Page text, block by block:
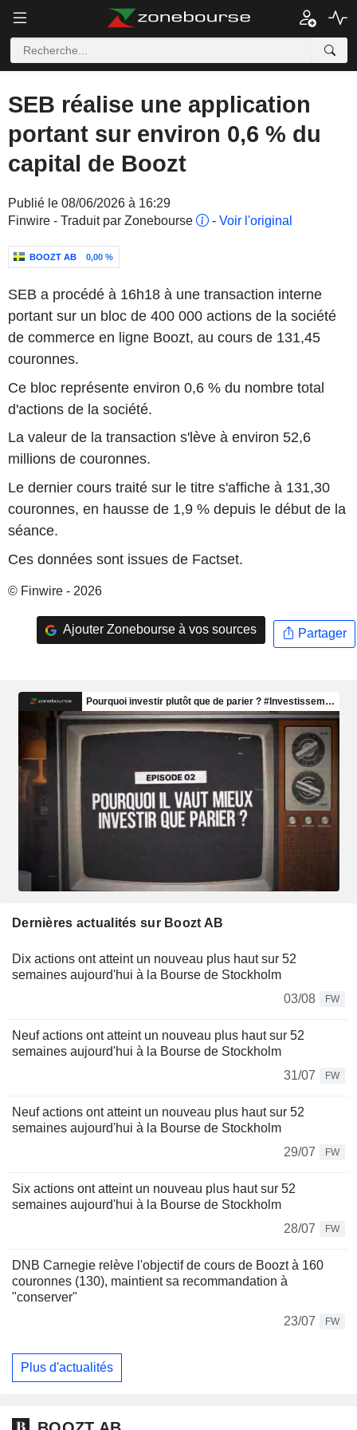
SEB réalise une application
portant sur environ 0,6 % du
capital de Boozt
Publié le 08/06/2026 à 16:29
Finwire - Traduit par Zonebourse
- Voir l'original
BOOZT AB 0,00 %
SEB a procédé à 16h18 à une transaction interne
portant sur un bloc de 400 000 actions de la société
de commerce en ligne Boozt, au cours de 131,45
couronnes.
Ce bloc représente environ 0,6 % du nombre total
d'actions de la société.
La valeur de la transaction s'lève à environ 52,6
millions de couronnes.
Le dernier cours traité sur le titre s'affiche à 131,30
couronnes, en hausse de 1,9 % depuis le début de la
séance.
Ces données sont issues de Factset.
© Finwire - 2026
Ajouter Zonebourse à vos sources Partager
Dernières actualités sur Boozt AB
Dix actions ont atteint un nouveau plus haut sur 52
semaines aujourd'hui à la Bourse de Stockholm
03/08
FW
Neuf actions ont atteint un nouveau plus haut sur 52
semaines aujourd'hui à la Bourse de Stockholm
31/07
FW
Neuf actions ont atteint un nouveau plus haut sur 52
semaines aujourd'hui à la Bourse de Stockholm
29/07
FW
Six actions ont atteint un nouveau plus haut sur 52
semaines aujourd'hui à la Bourse de Stockholm
28/07
FW
DNB Carnegie relève l'objectif de cours de Boozt à 160
couronnes (130), maintient sa recommandation à
"conserver"
23/07
FW
Plus d'actualités